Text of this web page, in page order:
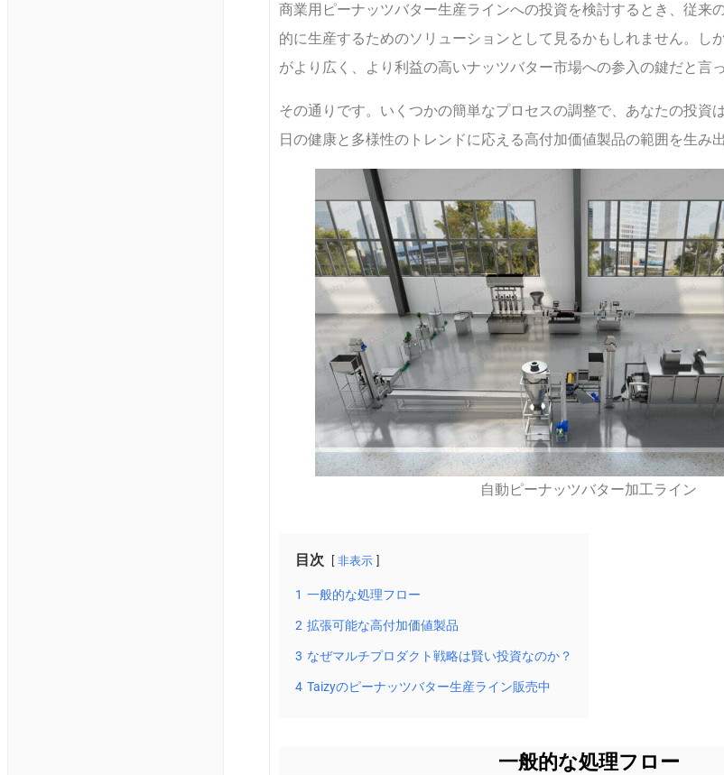
商業用ピーナッツバター生産ラインへの投資を検討するとき、従来
的に生産するためのソリューションとして見るかもしれません。し
がより広く、より利益の高いナッツバター市場への参入の鍵だと言
その通りです。いくつかの簡単なプロセスの調整で、あなたの投資
日の健康と多様性のトレンドに応える高付加価値製品の範囲を生み
自動ピーナッツバター加工ライン
目次 非表示
1 一般的な処理フロー
2 拡張可能な高付加価値製品
3 なぜマルチプロダクト戦略は賢い投資なのか？
4 Taizyのピーナッツバター生産ライン販売中
一般的な処理フロー